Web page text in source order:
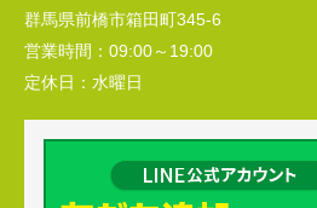
群馬県前橋市箱田町345-6
営業時間： 09:00～19:00
定休日： 水曜日